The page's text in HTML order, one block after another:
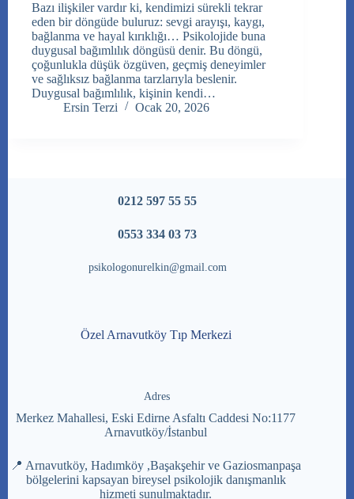
Bazı ilişkiler vardır ki, kendimizi sürekli tekrar
eden bir döngüde buluruz: sevgi arayışı, kaygı,
bağlanma ve hayal kırıklığı… Psikolojide buna
duygusal bağımlılık döngüsü denir. Bu döngü,
çoğunlukla düşük özgüven, geçmiş deneyimler
ve sağlıksız bağlanma tarzlarıyla beslenir.
Duygusal bağımlılık, kişinin kendi…
Ersin Terzi
Ocak 20, 2026
0212 597 55 55
0553 334 03 73
psikologonurelkin@gmail.com
Özel Arnavutköy Tıp Merkezi
Adres
Merkez Mahallesi, Eski Edirne Asfaltı Caddesi No:1177
Arnavutköy/İstanbul
📍 Arnavutköy, Hadımköy ,Başakşehir ve Gaziosmanpaşa
bölgelerini kapsayan bireysel psikolojik danışmanlık
hizmeti sunulmaktadır.